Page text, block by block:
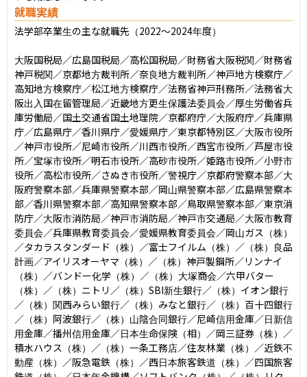
就職実績
法学部卒業生の主な就職先（2022〜2024年度）
大阪国税局／広島国税局／高松国税局／財務省大阪税関／財務省
神戸税関／京都地方裁判所／奈良地方裁判所／神戸地方検察庁／
高知地方検察庁／松江地方検察庁／法務省神戸刑務所／法務省大
阪出入国在留管理局／近畿地方更生保護法委員会／厚生労働省兵
庫労働局／国土交通省国土地理院／京都府庁／大阪府庁／兵庫県
庁／広島県庁／香川県庁／愛媛県庁／東京都特別区／大阪市役所
／神戸市役所／尼崎市役所／川西市役所／西宮市役所／芦屋市役
所／宝塚市役所／明石市役所／高砂市役所／姫路市役所／小野市
役所／高松市役所／さぬき市役所／警視庁／京都府警察本部／大
阪府警察本部／兵庫県警察本部／岡山県警察本部／広島県警察本
部／香川県警察本部／高知県警察本部／鳥取県警察本部／東京消
防庁／大阪市消防局／神戸市消防局／神戸市交通局／大阪市教育
委員会／兵庫県教育委員会／愛媛県教育委員会／岡山ガス（株）
／タカラスタンダード（株）／富士フイルム（株）／（株）良品
計画／アイリスオーヤマ（株）／（株）神戸製鋼所／リンナイ
（株）／バンドー化学（株）／（株）大塚商会／六甲バター
（株）／（株）ニトリ／（株）SBI新生銀行／（株）イオン銀行
／（株）関西みらい銀行／（株）みなと銀行／（株）百十四銀行
／（株）阿波銀行／（株）山陰合同銀行／尼崎信用金庫／日新信
用金庫／播州信用金庫／日本生命保険（相）／岡三証券（株）／
積水ハウス（株）／（株）一条工務店／住友林業（株）／近鉄不
動産（株）／阪急電鉄（株）／西日本旅客鉄道（株）／四国旅客